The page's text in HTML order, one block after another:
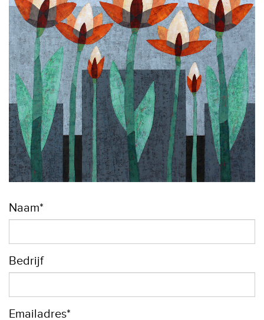
Naam*
Bedrijf
Emailadres*